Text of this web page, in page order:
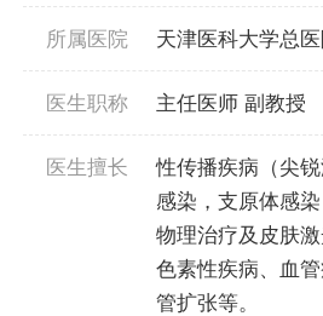
所属医院 天津医科大学总
医生职称 主任医师 副教授
医生擅长
性传播疾病（尖
感染，支原体感
物理治疗及皮肤激
色素性疾病、血
管扩张等。